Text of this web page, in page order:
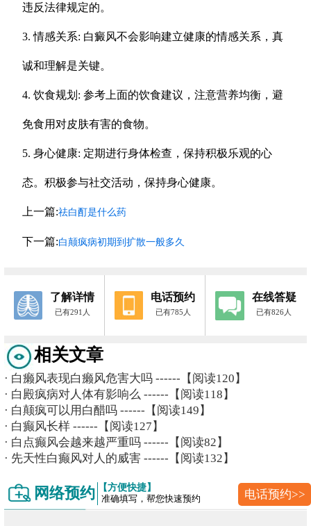
违反法律规定的。
3. 情感关系: 白癜风不会影响建立健康的情感关系，真
诚和理解是关键。
4. 饮食规划: 参考上面的饮食建议，注意营养均衡，避
免食用对皮肤有害的食物。
5. 身心健康: 定期进行身体检查，保持积极乐观的心
态。积极参与社交活动，保持身心健康。
上一篇:祛白酊是什么药
下一篇:白颠疯病初期到扩散一般多久
了解详情
已有291人
电话预约
已有785人
在线答疑
已有826人
相关文章
· 白癞风表现白癞风危害大吗 ------【阅读120】
· 白殿疯病对人体有影响么 ------【阅读118】
· 白颠疯可以用白醋吗 ------【阅读149】
· 白癫风长样 ------【阅读127】
· 白点癫风会越来越严重吗 ------【阅读82】
· 先天性白癫风对人的威害 ------【阅读132】
网络预约 【方便快捷】
准确填写，帮您快速预约 电话预约>>